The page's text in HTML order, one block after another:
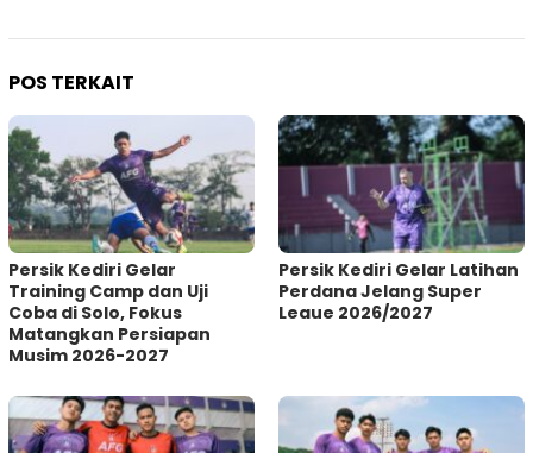
POS TERKAIT
Persik Kediri Gelar
Training Camp dan Uji
Coba di Solo, Fokus
Matangkan Persiapan
Musim 2026-2027
Persik Kediri Gelar Latihan
Perdana Jelang Super
Leaue 2026/2027